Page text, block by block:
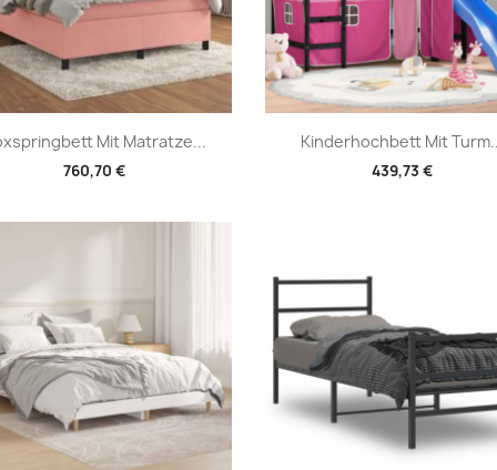
Mit Matratze...
760,70 €
Vorschau Kinderhochbett Mit
439,73 €
Vorschau